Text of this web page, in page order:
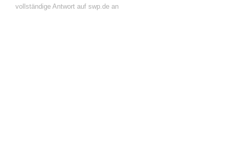
vollständige Antwort auf swp.de an